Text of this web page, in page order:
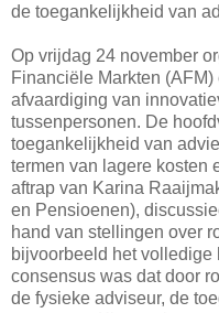
de toegankelijkheid van
Op vrijdag 24 november
Financiële Markten
afvaardiging van
tussenpersonen. De
toegankelijkheid van
termen van lagere kosten
aftrap van Karina
en Pensioenen),
hand van stellingen over
bijvoorbeeld het
consensus was dat door
de fysieke adviseur, de